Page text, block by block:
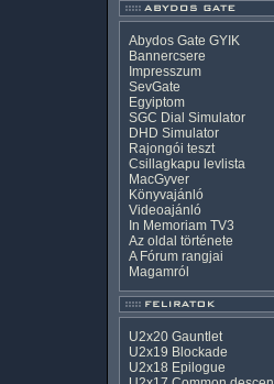
Abydos Gate GYIK
Bannercsere
Impresszum
SevGate
Egyiptom
SGC Dial Simulator
DHD Simulator
Rajongói teszt
Csillagkapu levlista
MacGyver
Könyvajánló
Videoajánló
In Memoriam TV3
Az oldal története
A Fórum rangjai
Magamról
U2x20 Gauntlet
U2x19 Blockade
U2x18 Epilogue